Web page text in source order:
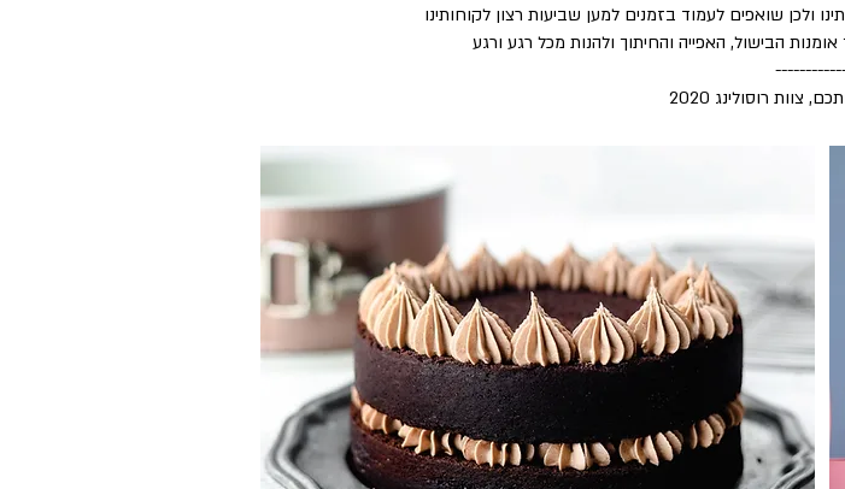
ולכן שואפים לעמוד בזמנים למען שביעות רצון לקוחותינו
הבישול, האפייה והחיתוך ולהנות מכל רגע ורגע
רוסולינג 2020